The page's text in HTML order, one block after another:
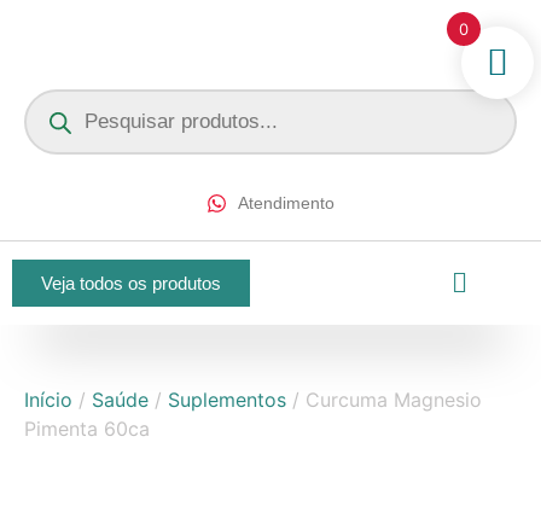
Atendimento
Veja todos os produtos
Início / Saúde / Suplementos / Curcuma Magnesio
Pimenta 60ca
0